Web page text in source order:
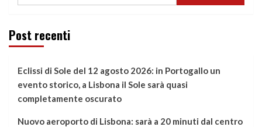
Post recenti
Eclissi di Sole del 12 agosto 2026: in Portogallo un
evento storico, a Lisbona il Sole sarà quasi
completamente oscurato
Nuovo aeroporto di Lisbona: sarà a 20 minuti dal centro